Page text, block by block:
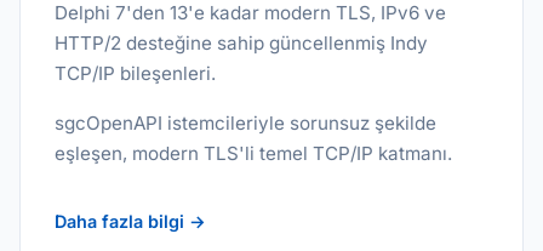
Delphi 7'den 13'e kadar modern TLS, IPv6 ve
HTTP/2 desteğine sahip güncellenmiş Indy
TCP/IP bileşenleri.
sgcOpenAPI istemcileriyle sorunsuz şekilde
eşleşen, modern TLS'li temel TCP/IP katmanı.
Daha fazla bilgi →